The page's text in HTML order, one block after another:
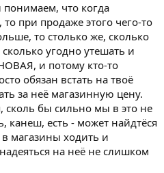
понимаем, что когда
при продаже этого чего-то
то столько же, сколько
угодно утешать и
и потому кто-то
обязан встать на твоё
за неё магазинную цену.
сколь бы сильно мы в это не
канеш, есть - может найдтёся
магазины ходить и
на неё не слишком